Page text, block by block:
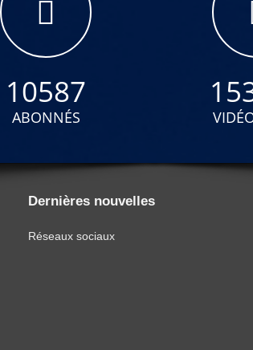
10587
ABONNÉS
Dernières nouvelles
Réseaux sociaux